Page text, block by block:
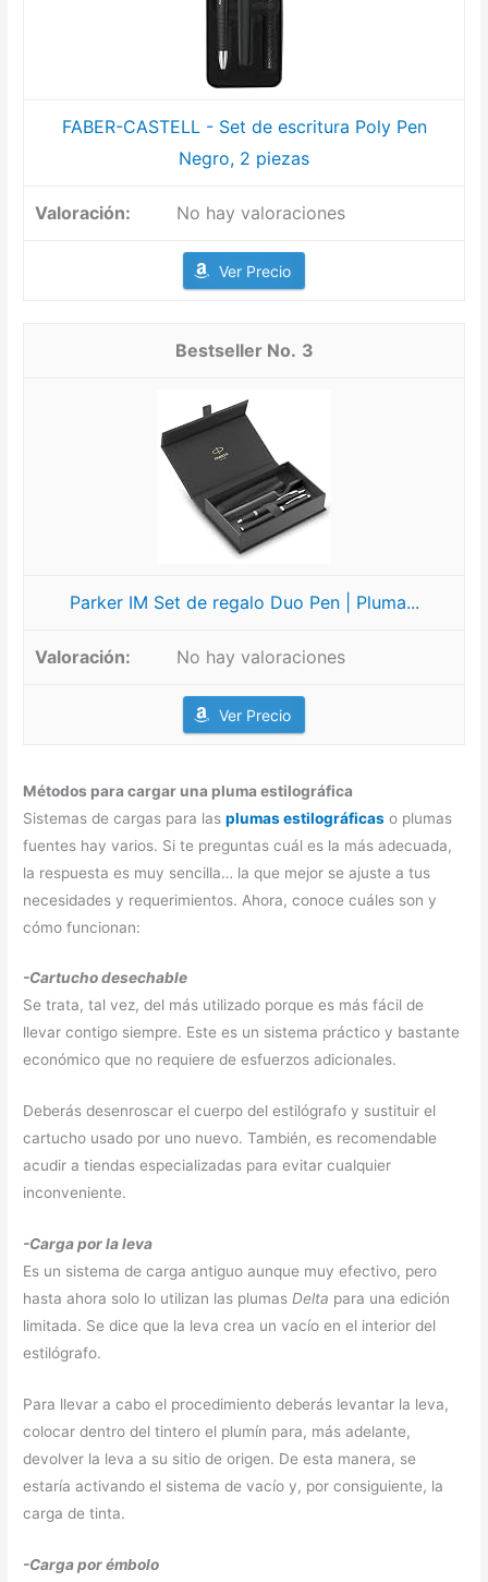
FABER-CASTELL - Set de escritura Poly Pen
Negro, 2 piezas
No hay valoraciones
Ver Precio
3
Parker IM Set de regalo Duo Pen | Pluma...
No hay valoraciones
Ver Precio
Métodos para cargar una pluma estilográfica
Sistemas de cargas para lasplumas estilográficas o plumas
fuentes hay varios. Si te preguntas cuál es la más adecuada,
la respuesta es muy sencilla… la que mejor se ajuste a tus
necesidades y requerimientos. Ahora, conoce cuáles son y
cómo funcionan:
-Cartucho desechable
Se trata, tal vez, del más utilizado porque es más fácil de
llevar contigo siempre. Este es un sistema práctico y bastante
económico que no requiere de esfuerzos adicionales.
Deberás desenroscar el cuerpo del estilógrafo y sustituir el
cartucho usado por uno nuevo. También, es recomendable
acudir a tiendas especializadas para evitar cualquier
inconveniente.
-Carga por la leva
Es un sistema de carga antiguo aunque muy efectivo, pero
hasta ahora solo lo utilizan las plumas Delta para una edición
limitada. Se dice que la leva crea un vacío en el interior del
estilógrafo.
Para llevar a cabo el procedimiento deberás levantar la leva,
colocar dentro del tintero el plumín para, más adelante,
devolver la leva a su sitio de origen. De esta manera, se
estaría activando el sistema de vacío y, por consiguiente, la
carga de tinta.
-Carga por émbolo